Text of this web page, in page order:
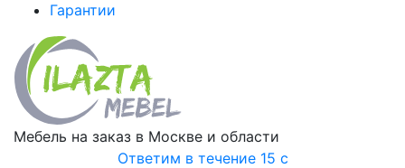
Гарантии
Мебель на заказ в Москве и области
Ответим в течение 15 с